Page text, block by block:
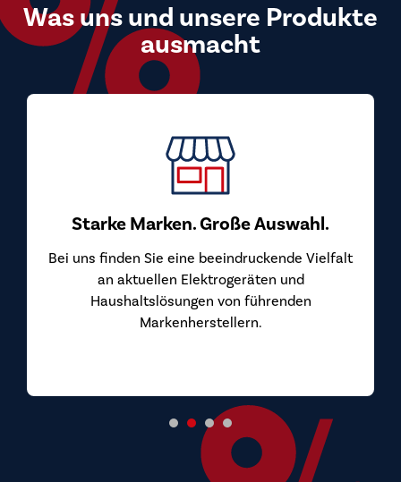
Was uns und unsere Produkte
ausmacht
Starke Marken. Große Auswahl.
Bei uns finden Sie eine beeindruckende Vielfalt
an aktuellen Elektrogeräten und
Haushaltslösungen von führenden
Markenherstellern.